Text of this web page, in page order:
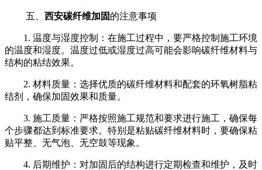
五、 西安碳纤维加固的注意事项
1. 温度与湿度控制：在施工过程中，要严格控制施工环境
的温度和湿度。温度过低或湿度过高可能会影响碳纤维材料与
结构的粘结效果。
2. 材料质量：选择优质的碳纤维材料和配套的环氧树脂粘
结剂，确保加固效果和质量。
3. 施工质量：严格按照施工规范和要求进行施工，确保每
个步骤都达到标准要求。特别是粘贴碳纤维材料时，要确保粘
贴平整、无气泡、无空鼓等现象。
4. 后期维护：对加固后的结构进行定期检查和维护，及时